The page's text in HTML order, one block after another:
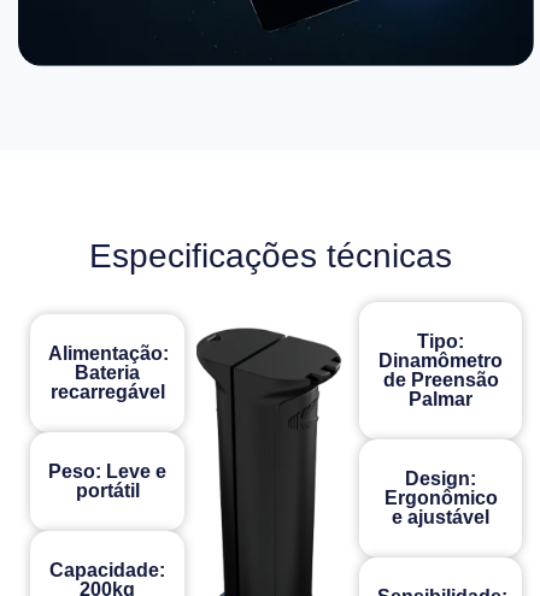
Especificações técnicas
Alimentação:
Bateria
recarregável
Peso: Leve e
portátil
Capacidade:
200kg
Tipo:
Dinamômetro
de Preensão
Palmar
Design:
Ergonômico
e ajustável